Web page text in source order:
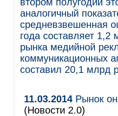
аналогичный
средневзвешенная
года составляет
рынка медийной
коммуникационных
составил 20,1 млрд
11.03.2014 Рынок
(Новости 2.0)